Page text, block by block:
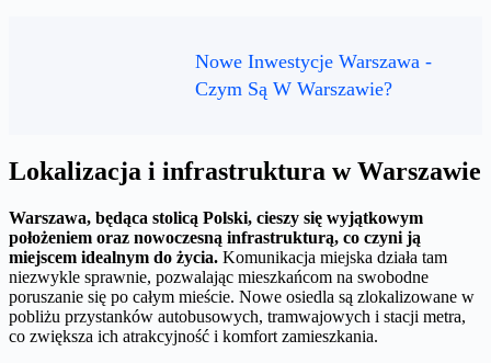
Nowe Inwestycje Warszawa -
Czym Są W Warszawie?
Lokalizacja i infrastruktura w Warszawie
Warszawa, będąca stolicą Polski, cieszy się wyjątkowym
położeniem oraz nowoczesną infrastrukturą, co czyni ją
miejscem idealnym do życia. Komunikacja miejska działa tam
niezwykle sprawnie, pozwalając mieszkańcom na swobodne
poruszanie się po całym mieście. Nowe osiedla są zlokalizowane w
pobliżu przystanków autobusowych, tramwajowych i stacji metra,
co zwiększa ich atrakcyjność i komfort zamieszkania.